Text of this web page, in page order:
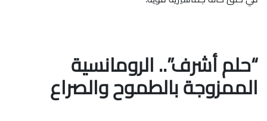
“حلم أشرف”.. الرومانسية
الممزوجة بالطموح والصراع